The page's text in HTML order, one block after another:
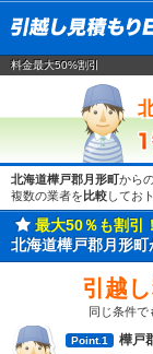
料金最大50%割引
北海道樺戸郡月形町から
複数の業者を 比較してお
最大50％も割引
北海道樺戸郡月形町
引越
同じ条件で
Point.1 樺戸